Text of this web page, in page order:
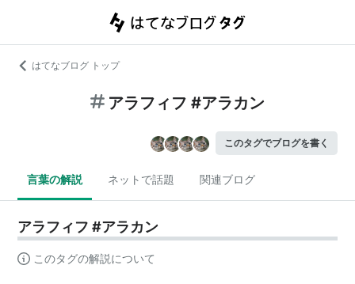
はてなブログ トップ
アラフィフ #アラカン
このタグでブログを書く
言葉の解説 ネットで話題 関連ブログ
アラフィフ #アラカン
このタグの解説について